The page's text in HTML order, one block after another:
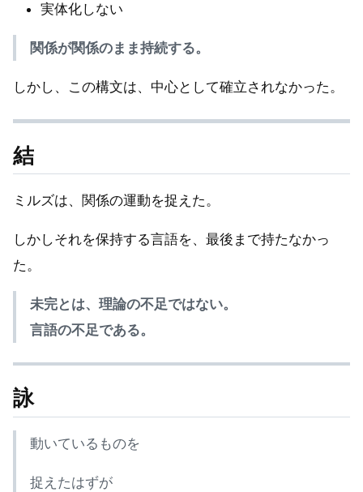
実体化しない
関係が関係のまま持続する。
しかし、この構文は、中心として確立されなかった。
結
ミルズは、関係の運動を捉えた。
しかしそれを保持する言語を、最後まで持たなかっ
た。
未完とは、理論の不足ではない。
言語の不足である。
詠
動いているものを
捉えたはずが